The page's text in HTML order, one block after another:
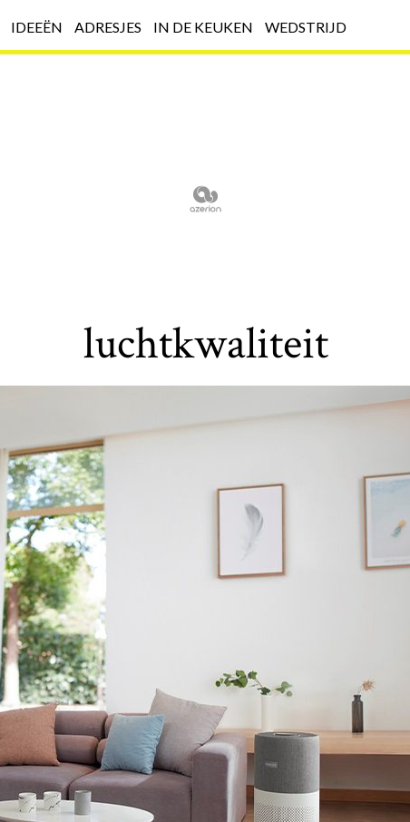
IDEEËN ADRESJES IN DE KEUKEN WEDSTRIJD
luchtkwaliteit